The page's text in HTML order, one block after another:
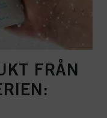
FRÅN